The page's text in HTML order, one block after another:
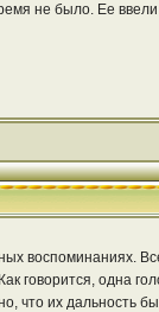
не было. Ее
воспоминаниях.
говорится, одна
что их дальность